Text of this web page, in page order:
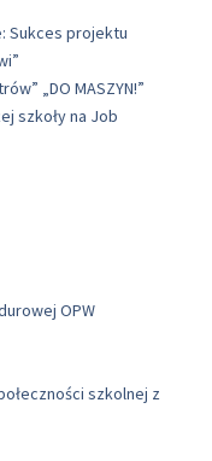
Sukces projektu
„DO MASZYN!”
szkoły na Job
OPW
szkolnej z